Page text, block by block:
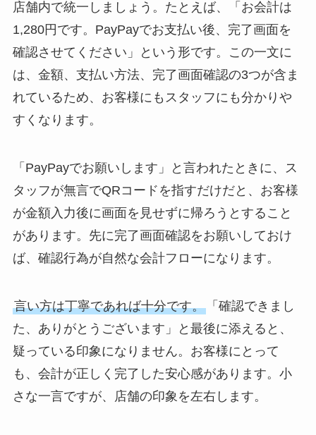
店舗内で統一しましょう。たとえば、「お会計は
1,280円です。PayPayでお支払い後、完了画面を
確認させてください」という形です。この一文に
は、金額、支払い方法、完了画面確認の3つが含ま
れているため、お客様にもスタッフにも分かりや
すくなります。
「PayPayでお願いします」と言われたときに、ス
タッフが無言でQRコードを指すだけだと、お客様
が金額入力後に画面を見せずに帰ろうとすること
があります。先に完了画面確認をお願いしておけ
ば、確認行為が自然な会計フローになります。
言い方は丁寧であれば十分です。「確認できまし
た、ありがとうございます」と最後に添えると、
疑っている印象になりません。お客様にとって
も、会計が正しく完了した安心感があります。小
さな一言ですが、店舗の印象を左右します。